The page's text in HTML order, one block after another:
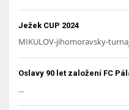
Ježek CUP 2024
MIKULOV-jihomoravsky-
Oslavy 90 let založení FC
...